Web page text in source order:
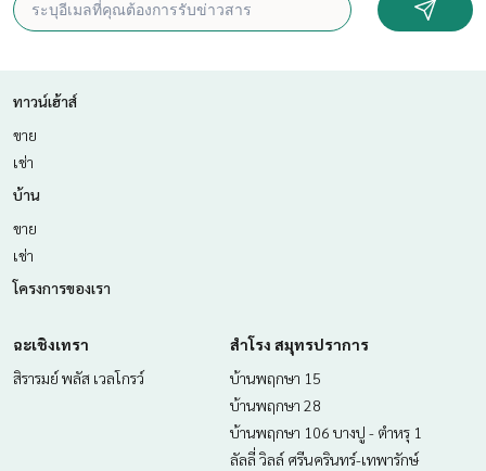
ทาวน์เฮ้าส์
ขาย
เช่า
บ้าน
ขาย
เช่า
โครงการของเรา
ฉะเชิงเทรา
สิรารมย์ พลัส เวลโกรว์
สำโรง สมุทรปราการ
บ้านพฤกษา 15
บ้านพฤกษา 28
บ้านพฤกษา 106 บางปู - ตำหรุ 1
ลัลลี่ วิลล์ ศรีนครินทร์-เทพารักษ์